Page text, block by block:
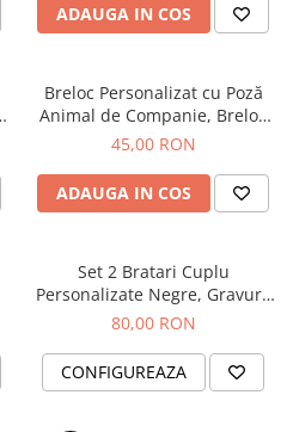
ADAUGA IN COS
Breloc Personalizat cu Poză
Animal de Companie, Breloc
Inox Gravat Cățel Pisică
45,00 RON
ADAUGA IN COS
Set 2 Bratari Cuplu
Personalizate Negre, Gravura
Nume sau Data, cu Cristale
80,00 RON
CONFIGUREAZA